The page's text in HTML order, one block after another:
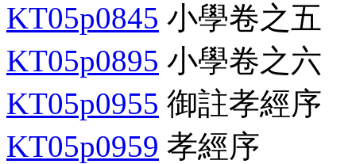
KT05p0845 小學卷之五
KT05p0895 小學卷之六
KT05p0955 御註孝經序
KT05p0959 孝經序